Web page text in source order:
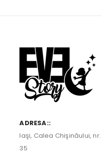
ADRESA::
Iaşi, Calea Chişinăului, nr.
35